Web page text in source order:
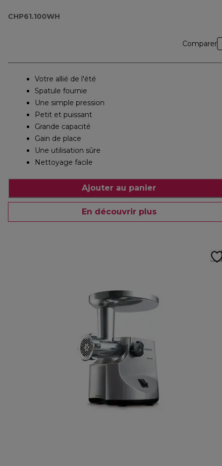
CHP61.100WH
Comparer
Votre allié de l'été
Spatule fournie
Une simple pression
Petit et puissant
Grande capacité
Gain de place
Une utilisation sûre
Nettoyage facile
Ajouter au panier
En découvrir plus